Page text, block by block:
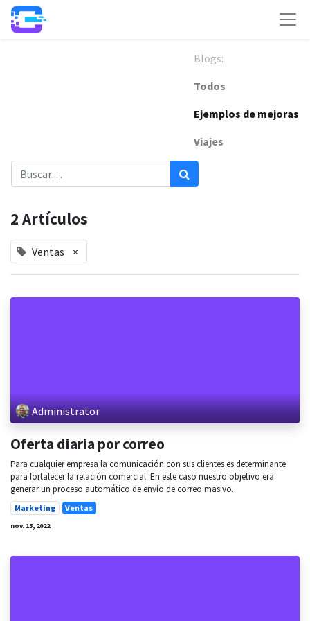
Blogs:
Todos
Ejemplos de mejoras
Viajes
2 Artículos
Ventas ×
Administrator
Oferta diaria por correo
Para cualquier empresa la comunicación con sus clientes es determinante
para fortalecer la relación comercial. En este caso nuestro objetivo era
generar un proceso automático de envío de correo masivo...
Marketing Ventas
nov. 15, 2022